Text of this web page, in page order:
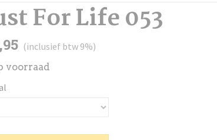
For Life 053
(inclusief btw 9%)
voorraad